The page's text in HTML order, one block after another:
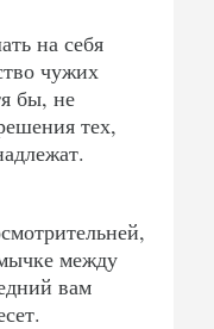
на себя
чужих
бы, не
тех,
между
вам